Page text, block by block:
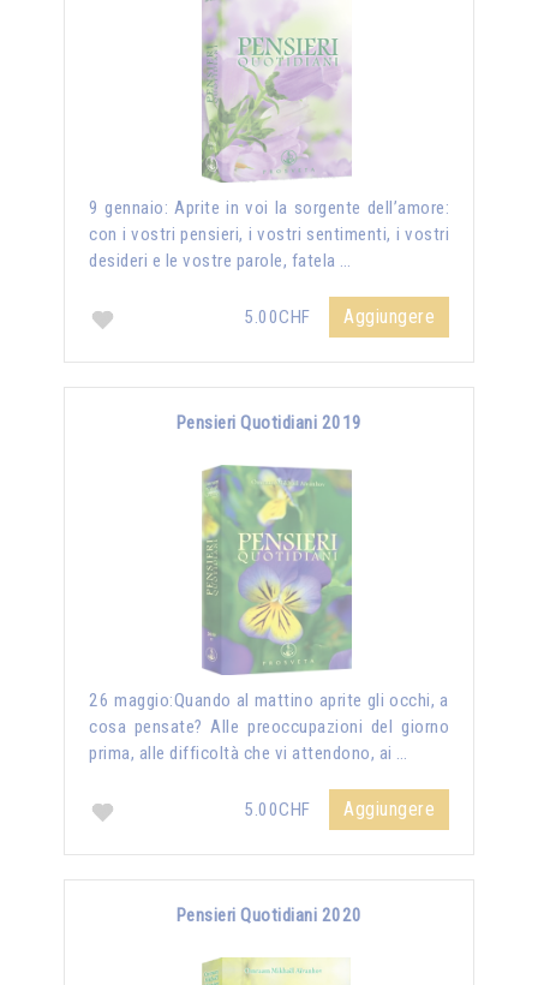
9 gennaio: Aprite in voi la sorgente dell’amore:
con i vostri pensieri, i vostri sentimenti, i vostri
desideri e le vostre parole, fatela …
5.00CHF Aggiungere
Pensieri Quotidiani 2019
26 maggio:Quando al mattino aprite gli occhi, a
cosa pensate? Alle preoccupazioni del giorno
prima, alle difficoltà che vi attendono, ai …
5.00CHF Aggiungere
Pensieri Quotidiani 2020